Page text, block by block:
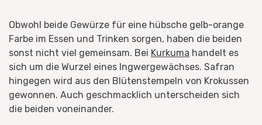
Obwohl beide Gewürze für eine hübsche gelb-orange
Farbe im Essen und Trinken sorgen, haben die beiden
sonst nicht viel gemeinsam. Bei Kurkuma handelt es
sich um die Wurzel eines Ingwergewächses. Safran
hingegen wird aus den Blütenstempeln von Krokussen
gewonnen. Auch geschmacklich unterscheiden sich
die beiden voneinander.